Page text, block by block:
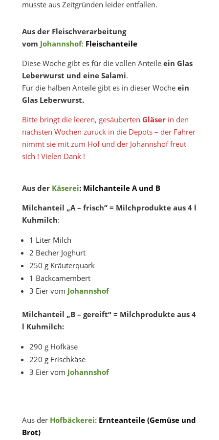
musste aus Zeitgründen leider entfallen.
Aus der Fleischverarbeitung
vom Johannshof: Fleischanteile
Diese Woche gibt es für die vollen Anteileein Glas
Leberwurst und eine Salami.
Für die halben Anteile gibt es in dieser Wocheein
Glas Leberwurst.
Bitte bringt die leeren, gesäuberten Gläserin den
nächsten Wochen zurück in die Depots – der Fahrer
nimmt sie mit zum Hof und der Johannshof freut
sich ! Vielen Dank !
Aus der Käserei: Milchanteile A und B
Milchanteil „A – frisch“ = Milchprodukte aus 4 l
Kuhmilch:
1 Liter Milch
2 Becher Joghurt
250 g Kräuterquark
1 Backcamembert
3 Eier vom Johannshof
Milchanteil „B – gereift“ = Milchprodukte aus 4
l Kuhmilch:
290 g Hofkäse
220 g Frischkäse
3 Eier vom Johannshof
Aus der Hofbäckerei: Ernteanteile (Gemüse und
Brot)